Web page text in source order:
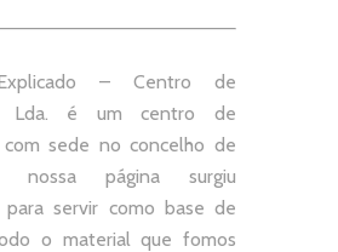
– Centro de
Lda. é um centro de
com sede no concelho de
nossa página surgiu
para servir como base de
o material que fomos